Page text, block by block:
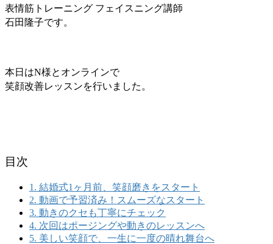
表情筋トレーニング フェイスニング講師
石田隆子です。
本日はN様とオンラインで
笑顔改善レッスンを行いました。
目次
1. 結婚式1ヶ月前、笑顔磨きをスタート
2. 動画で予習済み！スムーズなスタート
3. 動きのクセも丁寧にチェック
4. 次回はポージングや動きのレッスンへ
5. 美しい笑顔で、一生に一度の晴れ舞台へ